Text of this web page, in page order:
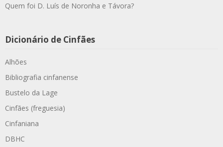
Quem foi D. Luís de Noronha e Távora?
Dicionário de Cinfães
Alhões
Bibliografia cinfanense
Bustelo da Lage
Cinfães (freguesia)
Cinfaniana
DBHC